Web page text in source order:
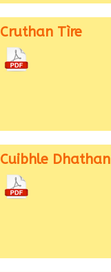
Cruthan Tìre
Cuibhle Dhathan